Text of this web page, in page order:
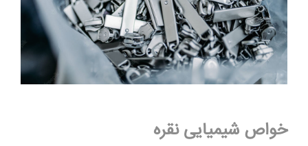
خواص شیمیایی نقره